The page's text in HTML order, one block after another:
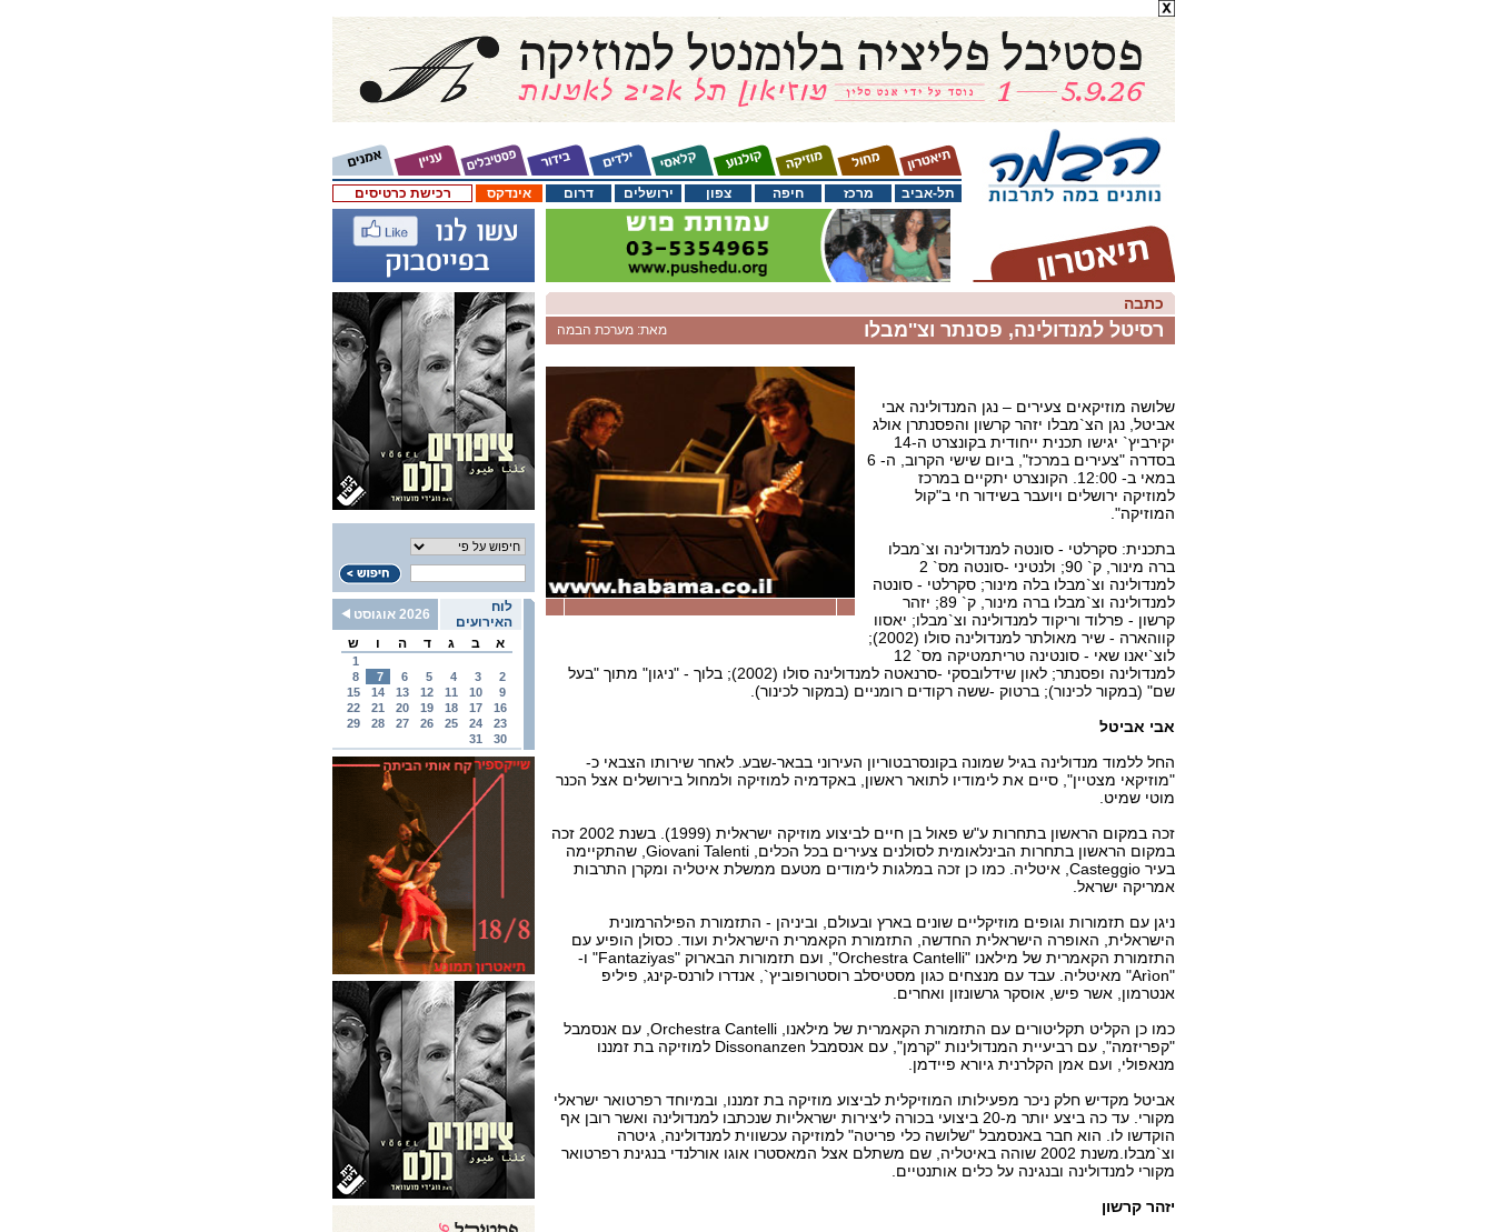
רכישת כרטיסים אינדקס דרום ירושלים צפון חיפה מרכז תל-אביב
לוח
האירועים
2026 אוגוסט
א
ב ג ד ה ו ש
1
2
3
4
5
6
7
8
9
10
11
12
13
14
15
16
17
18
19
20
21
22
23
24
25
26
27
28
29
30
31
כתבה
מאת: מערכת הבמה רסיטל למנדולינה, פסנתר וצ''מבלו
שלושה מוזיקאים צעירים – נגן המנדולינה אבי
אביטל, נגן הצ`מבלו יזהר קרשון והפסנתרן אולג
יקירביץ` יגישו תכנית ייחודית בקונצרט ה-14
בסדרה "צעירים במרכז", ביום שישי הקרוב, ה- 6
במאי ב- 12:00. הקונצרט יתקיים במרכז
למוזיקה ירושלים ויועבר בשידור חי ב"קול
המוזיקה".
בתכנית: סקרלטי - סונטה למנדולינה וצ`מבלו
ברה מינור, ק` 90; ולנטיני -סונטה מס` 2
למנדולינה וצ`מבלו בלה מינור; סקרלטי - סונטה
למנדולינה וצ`מבלו ברה מינור, ק` 89; יזהר
קרשון - פרלוד וריקוד למנדולינה וצ`מבלו; יאסוו
קווהארה - שיר מאולתר למנדולינה סולו (2002);
לוצ`יאנו שאי - סונטינה טריתמטיקה מס` 12
למנדולינה ופסנתר; לאון שידלובסקי -סרנאטה למנדולינה סולו (2002); בלוך - "ניגון" מתוך "בעל
שם" (במקור לכינור); ברטוק -ששה רקודים רומניים (במקור לכינור).
אבי אביטל
החל ללמוד מנדולינה בגיל שמונה בקונסרבטוריון העירוני בבאר-שבע. לאחר שירותו הצבאי כ-
"מוזיקאי מצטיין", סיים את לימודיו לתואר ראשון, באקדמיה למוזיקה ולמחול בירושלים אצל הכנר
מוטי שמיט.
זכה במקום הראשון בתחרות ע"ש פאול בן חיים לביצוע מוזיקה ישראלית (1999). בשנת 2002 זכה
במקום הראשון בתחרות הבינלאומית לסולנים צעירים בכל הכלים, Giovani Talenti, שהתקיימה
בעיר Casteggio, איטליה. כמו כן זכה במלגות לימודים מטעם ממשלת איטליה ומקרן התרבות
אמריקה ישראל.
ניגן עם תזמורות וגופים מוזיקליים שונים בארץ ובעולם, וביניהן - התזמורת הפילהרמונית
הישראלית, האופרה הישראלית החדשה, התזמורת הקאמרית הישראלית ועוד. כסולן הופיע עם
התזמורת הקאמרית של מילאנו "Orchestra Cantelli", ועם תזמורות הבארוק "Fantaziyas" ו-
"Arìon" מאיטליה. עבד עם מנצחים כגון מסטיסלב רוסטרופוביץ`, אנדרו לורנס-קינג, פיליפ
אנטרמון, אשר פיש, אוסקר גרשונזון ואחרים.
כמו כן הקליט תקליטורים עם התזמורת הקאמרית של מילאנו, Orchestra Cantelli, עם אנסמבל
"קפריזמה", עם רביעיית המנדולינות "קרמן", עם אנסמבל Dissonanzen למוזיקה בת זמננו
מנאפולי, ועם אמן הקלרנית גיורא פיידמן.
אביטל מקדיש חלק ניכר מפעילותו המוזיקלית לביצוע מוזיקה בת זמננו, ובמיוחד רפרטואר ישראלי
מקורי. עד כה ביצע יותר מ-20 ביצועי בכורה ליצירות ישראליות שנכתבו למנדולינה ואשר רובן אף
הוקדשו לו. הוא חבר באנסמבל "שלושה כלי פריטה" למוזיקה עכשווית למנדולינה, גיטרה
וצ`מבלו.משנת 2002 שוהה באיטליה, שם משתלם אצל המאסטרו אוגו אורלנדי בנגינת רפרטואר
מקורי למנדולינה ובנגינה על כלים אותנטיים.
יזהר קרשון